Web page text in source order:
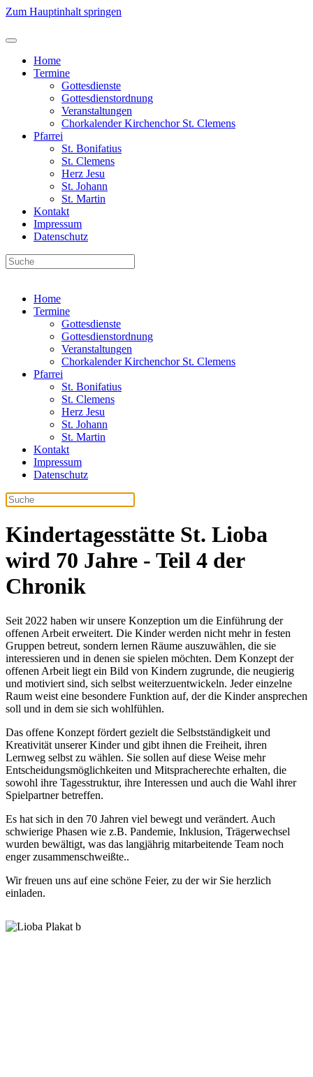
Zum Hauptinhalt springen
Home
Termine
Gottesdienste
Gottesdienstordnung
Veranstaltungen
Chorkalender Kirchenchor St. Clemens
Pfarrei
St. Bonifatius
St. Clemens
Herz Jesu
St. Johann
St. Martin
Kontakt
Impressum
Datenschutz
Home
Termine
Gottesdienste
Gottesdienstordnung
Veranstaltungen
Chorkalender Kirchenchor St. Clemens
Pfarrei
St. Bonifatius
St. Clemens
Herz Jesu
St. Johann
St. Martin
Kontakt
Impressum
Datenschutz
Kindertagesstätte St. Lioba
wird 70 Jahre - Teil 4 der
Chronik
Seit 2022 haben wir unsere Konzeption um die Einführung der
offenen Arbeit erweitert. Die Kinder werden nicht mehr in festen
Gruppen betreut, sondern lernen Räume auszuwählen, die sie
interessieren und in denen sie spielen möchten. Dem Konzept der
offenen Arbeit liegt ein Bild von Kindern zugrunde, die neugierig
und motiviert sind, sich selbst weiterzuentwickeln. Jeder einzelne
Raum weist eine besondere Funktion auf, der die Kinder ansprechen
soll und in dem sie sich wohlfühlen.
Das offene Konzept fördert gezielt die Selbstständigkeit und
Kreativität unserer Kinder und gibt ihnen die Freiheit, ihren
Lernweg selbst zu wählen. Sie sollen auf diese Weise mehr
Entscheidungsmöglichkeiten und Mitspracherechte erhalten, die
sowohl ihre Tagesstruktur, ihre Interessen und auch die Wahl ihrer
Spielpartner betreffen.
Es hat sich in den 70 Jahren viel bewegt und verändert. Auch
schwierige Phasen wie z.B. Pandemie, Inklusion, Trägerwechsel
wurden bewältigt, was das langjährig mitarbeitende Team noch
enger zusammenschweißte..
Wir freuen uns auf eine schöne Feier, zu der wir Sie herzlich
einladen.